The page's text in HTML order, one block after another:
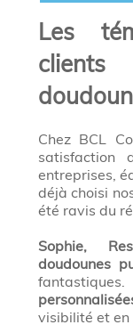
Les
clients
Chez BCL
satisfaction
entreprises,
déjà choisi
été ravis du
Sophie,
doudounes
visibilité et en